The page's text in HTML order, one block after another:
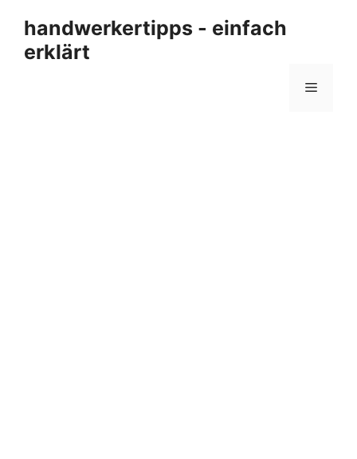
Inhalt
springen
handwerkertipps - einfach
erklärt
Menü